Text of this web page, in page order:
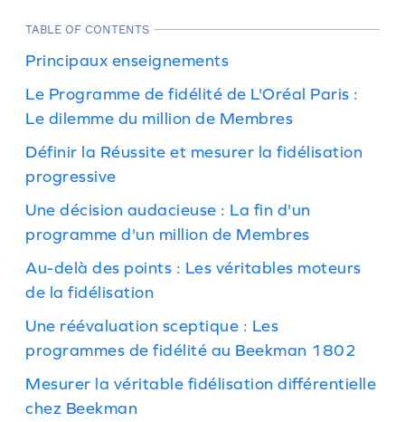
TABLE OF CONTENTS
Principaux enseignements
Le Programme de fidélité de L'Oréal Paris :
Le dilemme du million de Membres
Définir la Réussite et mesurer la fidélisation
progressive
Une décision audacieuse : La fin d'un
programme d'un million de Membres
Au-delà des points : Les véritables moteurs
de la fidélisation
Une réévaluation sceptique : Les
programmes de fidélité au Beekman 1802
Mesurer la véritable fidélisation différentielle
chez Beekman